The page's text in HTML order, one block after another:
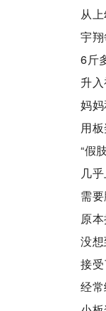
从
宇
6斤
升
妈
用
“假
几
需
原
没
接
经